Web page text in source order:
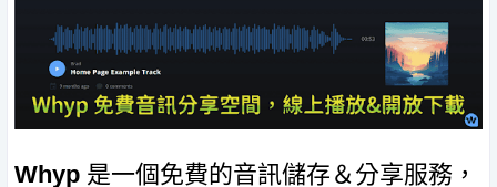
Whyp 是一個免費的音訊儲存＆分享服務，